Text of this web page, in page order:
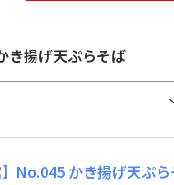
き揚げ天ぷらそば
】No.045 かき揚げ天ぷ